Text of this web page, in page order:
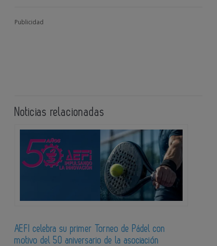
Publicidad
Noticias relacionadas
AEFI celebra su primer Torneo de Pádel con
motivo del 50 aniversario de la asociación